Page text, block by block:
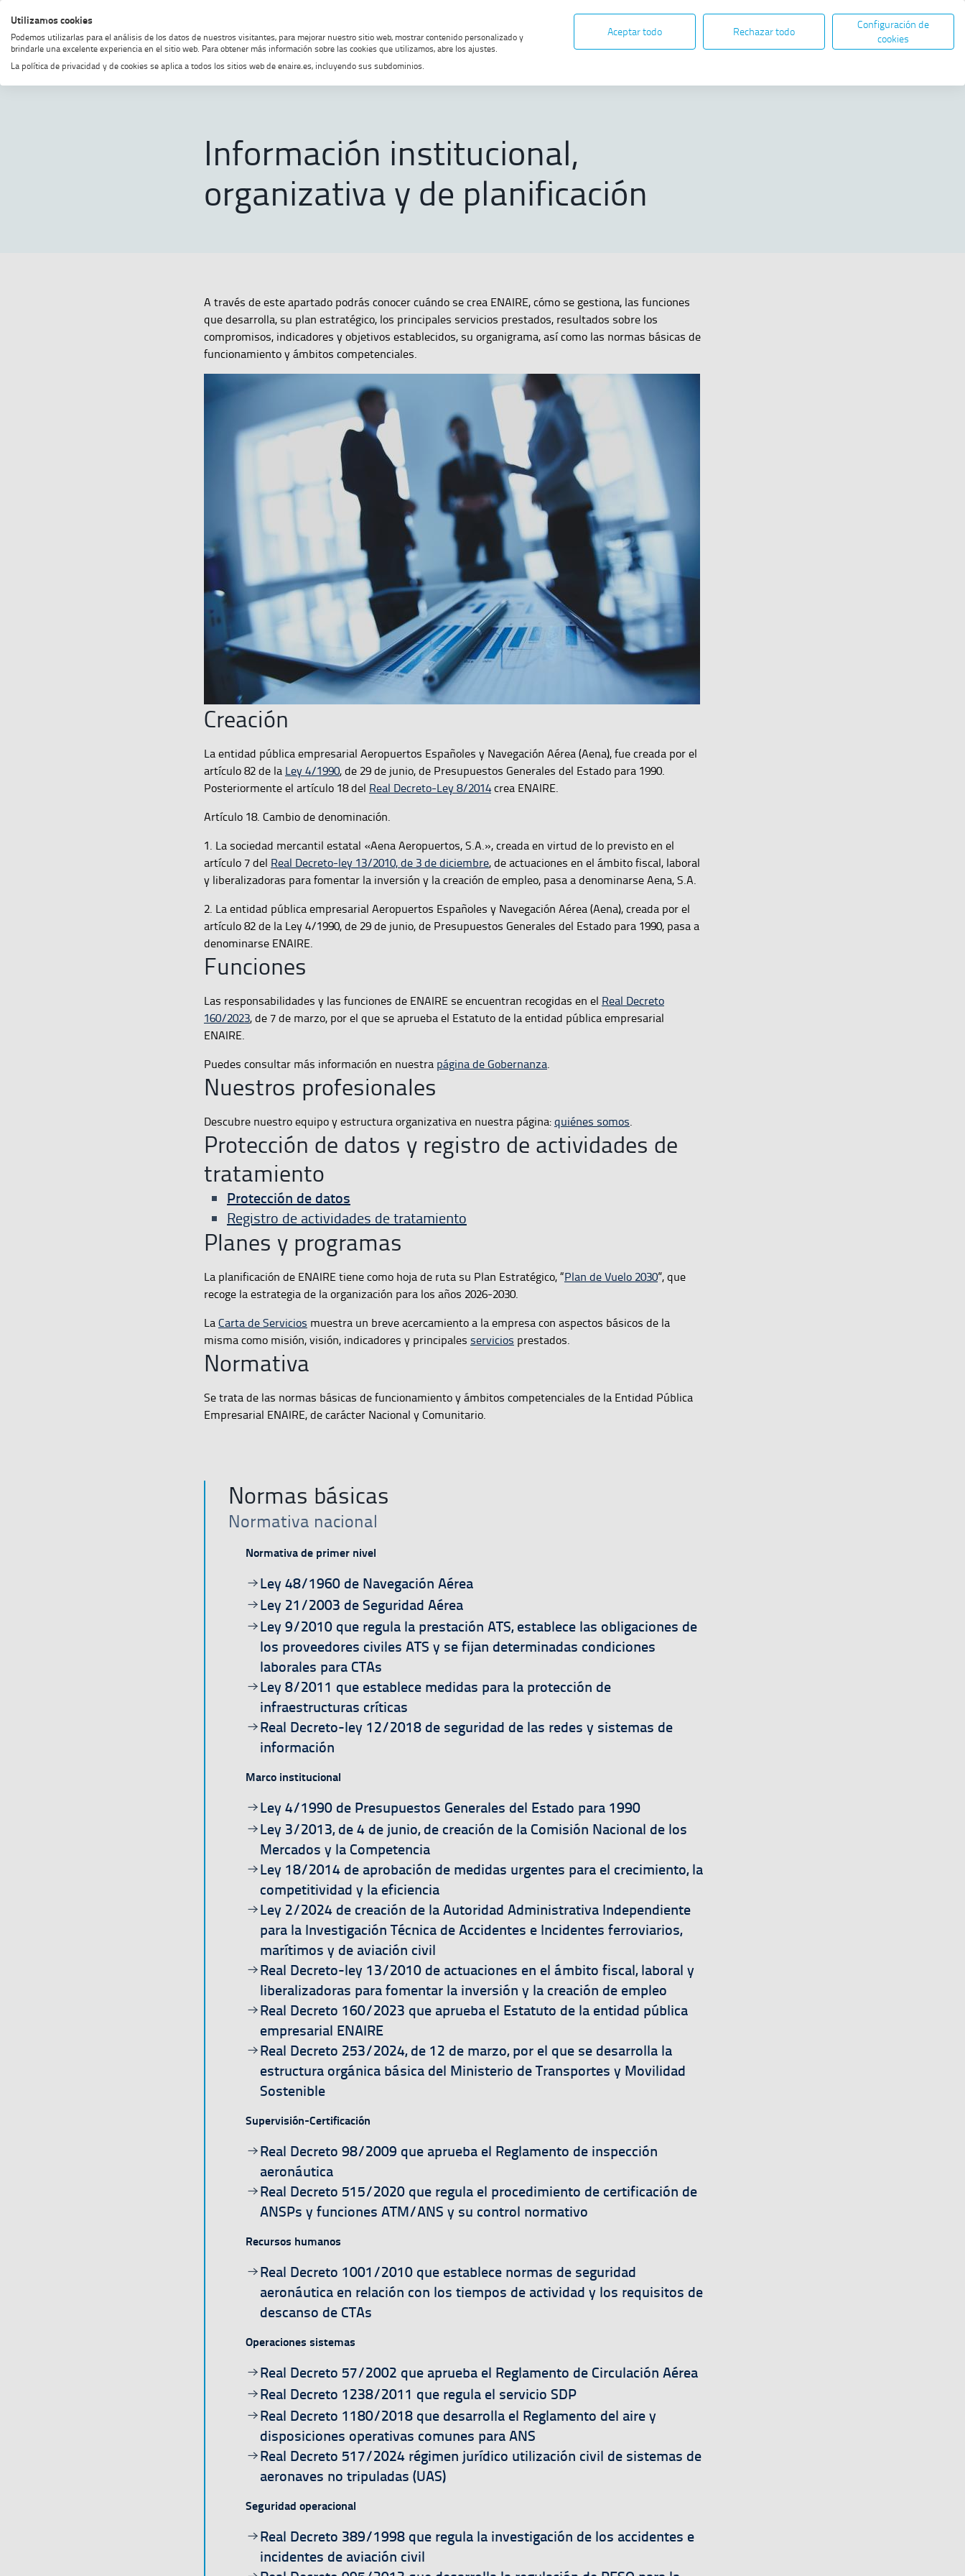
Saltar
al
menú
Saltar
al
contenido
Saltar
al
footer
Activar
alto
contraste
MENÚ SEDE ELECTRÓNICA
Abre en nueva ventana
Home ENAIRE corporativo
Información institucional,
organizativa y de planificación
A través de este apartado podrás conocer cuándo se crea ENAIRE, cómo se gestiona, las funciones
que desarrolla, su plan estratégico, los principales servicios prestados, resultados sobre los
compromisos, indicadores y objetivos establecidos, su organigrama, así como las normas básicas de
funcionamiento y ámbitos competenciales.
Creación
La entidad pública empresarial Aeropuertos Españoles y Navegación Aérea (Aena), fue creada por el
artículo 82 de la Ley 4/1990,de 29 de junio, de Presupuestos Generales del Estado para 1990.
Posteriormente el artículo 18 del Real Decreto-Ley 8/2014crea ENAIRE.
Artículo 18. Cambio de denominación.
1. La sociedad mercantil estatal «Aena Aeropuertos, S.A.», creada en virtud de lo previsto en el
artículo 7 del Real Decreto-ley 13/2010, de 3 de diciembre, de actuaciones en el ámbito fiscal, laboral
y liberalizadoras para fomentar la inversión y la creación de empleo, pasa a denominarse Aena, S.A.
2. La entidad pública empresarial Aeropuertos Españoles y Navegación Aérea (Aena), creada por el
artículo 82 de la Ley 4/1990, de 29 de junio, de Presupuestos Generales del Estado para 1990, pasa a
denominarse ENAIRE.
Funciones
Las responsabilidades y las funciones de ENAIRE se encuentran recogidas en el Real Decreto
160/2023,de 7 de marzo, por el que se aprueba el Estatuto de la entidad pública empresarial
ENAIRE.
Puedes consultar más información en nuestra página de Gobernanza.
Nuestros profesionales
Descubre nuestro equipo y estructura organizativa en nuestra página:quiénes somos.
Protección de datos y registro de actividades de
tratamiento
Protección de datos
Registro de actividades de tratamiento
Planes y programas
La planificación de ENAIRE tiene como hoja de ruta su Plan Estratégico, “Plan de Vuelo 2030”, que
recoge la estrategia de la organización para los años 2026-2030.
LaCarta de Servicios muestra un breve acercamiento a la empresa con aspectos básicos de la
misma como misión, visión, indicadores y principales servicios prestados.
Normativa
Se trata de las normas básicas de funcionamiento y ámbitos competenciales de la Entidad Pública
Empresarial ENAIRE, de carácter Nacional y Comunitario.
Normas básicas
Normativa nacional
Normativa de primer nivel
Ley 48/1960 de Navegación Aérea
Ir a la página
Ley 21/2003 de Seguridad Aérea
Ir a la página
Ley 9/2010 que regula la prestación ATS, establece las obligaciones de
los proveedores civiles ATS y se fijan determinadas condiciones
laborales para CTAs
Ir a la página
Ley 8/2011 que establece medidas para la protección de
infraestructuras críticas
Ir a la página
Real Decreto-ley 12/2018 de seguridad de las redes y sistemas de
información
Ir a la página
Marco institucional
Ley 4/1990 de Presupuestos Generales del Estado para 1990
Ir a la página
Ley 3/2013, de 4 de junio, de creación de la Comisión Nacional de los
Mercados y la Competencia
Ir a la página
Ley 18/2014 de aprobación de medidas urgentes para el crecimiento, la
competitividad y la eficiencia
Ir a la página
Ley 2/2024 de creación de la Autoridad Administrativa Independiente
para la Investigación Técnica de Accidentes e Incidentes ferroviarios,
marítimos y de aviación civil
Ir a la página
Real Decreto-ley 13/2010 de actuaciones en el ámbito fiscal, laboral y
liberalizadoras para fomentar la inversión y la creación de empleo
Ir a la página
Real Decreto 160/2023 que aprueba el Estatuto de la entidad pública
empresarial ENAIRE
Ir a la página
Real Decreto 253/2024, de 12 de marzo, por el que se desarrolla la
estructura orgánica básica del Ministerio de Transportes y Movilidad
Sostenible
Ir a la página
Supervisión-Certificación
Real Decreto 98/2009 que aprueba el Reglamento de inspección
aeronáutica
Ir a la página
Real Decreto 515/2020 que regula el procedimiento de certificación de
ANSPs y funciones ATM/ANS y su control normativo
Ir a la página
Recursos humanos
Real Decreto 1001/2010 que establece normas de seguridad
aeronáutica en relación con los tiempos de actividad y los requisitos de
descanso de CTAs
Ir a la página
Operaciones sistemas
Real Decreto 57/2002 que aprueba el Reglamento de Circulación Aérea
Ir a la página
Real Decreto 1238/2011 que regula el servicio SDP
Ir a la página
Real Decreto 1180/2018 que desarrolla el Reglamento del aire y
disposiciones operativas comunes para ANS
Ir a la página
Real Decreto 517/2024 régimen jurídico utilización civil de sistemas de
aeronaves no tripuladas (UAS)
Ir a la página
Seguridad operacional
Real Decreto 389/1998 que regula la investigación de los accidentes e
incidentes de aviación civil
Ir a la página
Utilizamos cookies
Podemos utilizarlas para el análisis de los datos de nuestros visitantes, para mejorar nuestro sitio web, mostrar contenido personalizado y
brindarle una excelente experiencia en el sitio web. Para obtener más información sobre las cookies que utilizamos, abre los ajustes.
La política de privacidad y de cookies se aplica a todos los sitios web de enaire.es, incluyendo sus subdominios.
Aceptar todo Rechazar todo
Configuración de
cookies